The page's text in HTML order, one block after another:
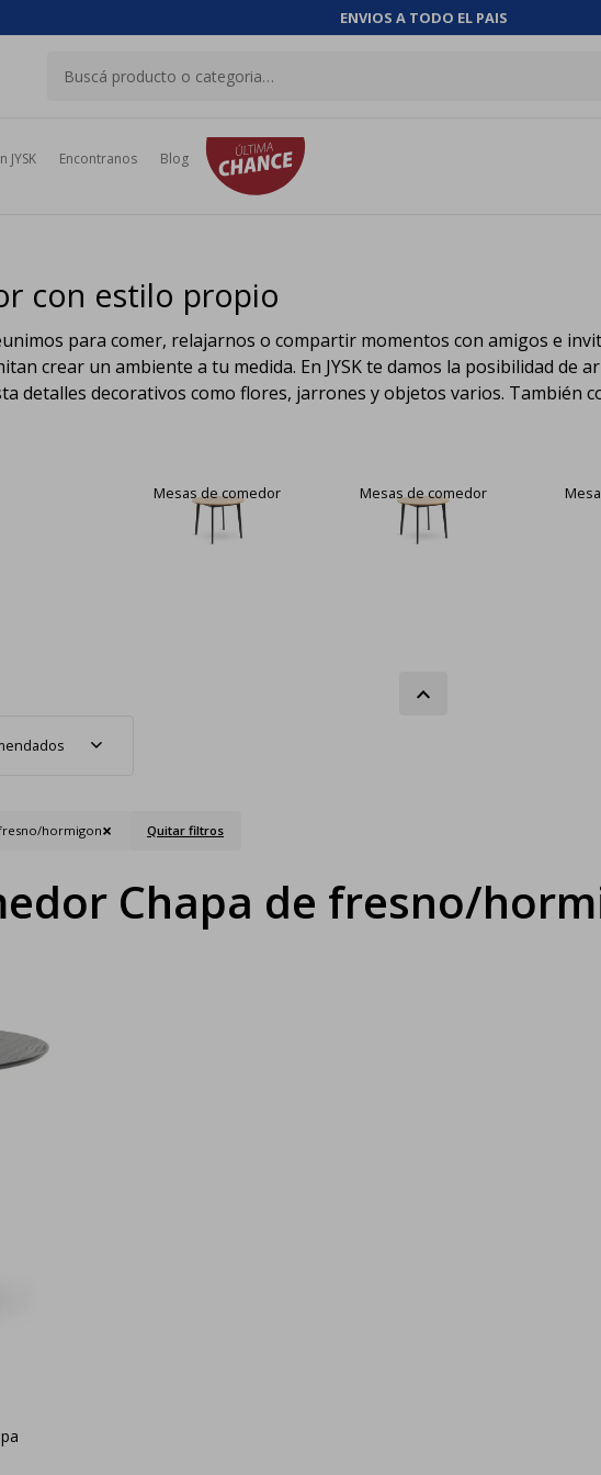
ENVIOS A TODO EL PAIS
JYSK Encontranos Blog
con estilo propio
para comer, relajarnos o compartir momentos con amigos e
crear un ambiente a tu medida. En JYSK te damos la posibilidad de
detalles decorativos como flores, jarrones y objetos varios. También
Mesas de comedor Mesas de comedor
hormigon Quitar filtros
Chapa de fresno/